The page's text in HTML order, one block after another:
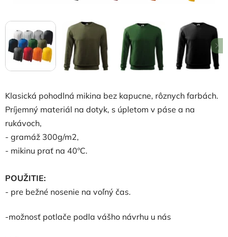
Klasická pohodlná mikina bez kapucne, rôznych farbách.
Príjemný materiál na dotyk, s úpletom v páse a na
rukávoch,
- gramáž 300g/m2,
- mikinu prať na 40ºC.
POUŽITIE:
- pre bežné nosenie na voľný čas.
-možnosť potlače podla vášho návrhu u nás